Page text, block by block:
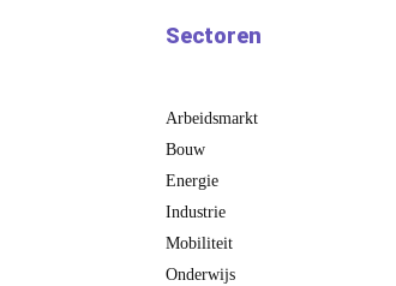
Sectoren
Arbeidsmarkt
Bouw
Energie
Industrie
Mobiliteit
Onderwijs